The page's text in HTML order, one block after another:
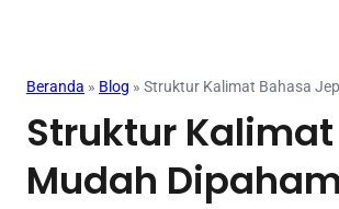
Beranda » Blog » Struktur Kalimat Bahasa
Struktur
Mudah